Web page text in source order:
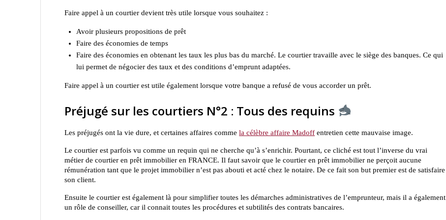
Faire appel à un courtier devient très utile lorsque vous souhaitez :
Avoir plusieurs propositions de prêt
Faire des économies de temps
Faire des économies en obtenant les taux les plus bas du marché. Le courtier travaille avec le siège des banques. Ce qui
lui permet de négocier des taux et des conditions d’emprunt adaptées.
Faire appel à un courtier est utile également lorsque votre banque a refusé de vous accorder un prêt.
Préjugé sur les courtiers N°2 : Tous des requins
Les préjugés ont la vie dure, et certaines affaires commela célèbre affaire Madoff entretien cette mauvaise image.
Le courtier est parfois vu comme un requin qui ne cherche qu’à s’enrichir. Pourtant, ce cliché est tout l’inverse du vrai
métier de courtier en prêt immobilier en FRANCE. Il faut savoir que le courtier en prêt immobilier ne perçoit aucune
rémunération tant que le projet immobilier n’est pas abouti et acté chez le notaire. De ce fait son but premier est de satisfaire
son client.
Ensuite le courtier est également là pour simplifier toutes les démarches administratives de l’emprunteur, mais il a également
un rôle de conseiller, car il connait toutes les procédures et subtilités des contrats bancaires.